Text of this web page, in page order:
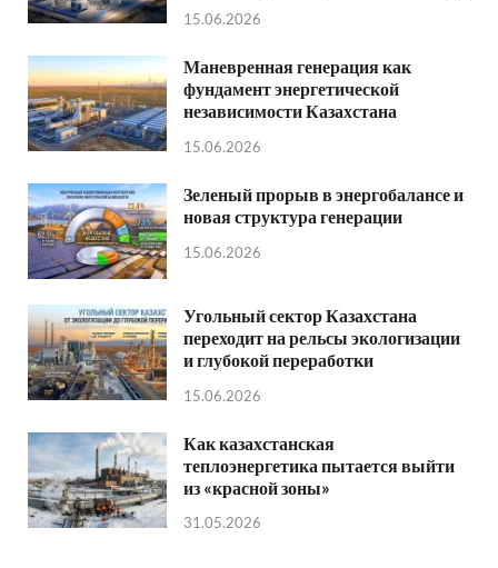
15.06.2026
Маневренная генерация как
фундамент энергетической
независимости Казахстана
15.06.2026
Зеленый прорыв в энергобалансе и
новая структура генерации
15.06.2026
Угольный сектор Казахстана
переходит на рельсы экологизации
и глубокой переработки
15.06.2026
Как казахстанская
теплоэнергетика пытается выйти
из «красной зоны»
31.05.2026